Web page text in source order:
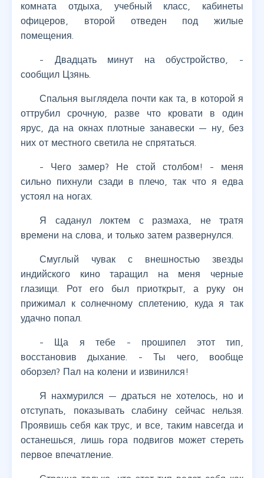
комната отдыха, учебный класс, кабинеты
офицеров, второй отведен под жилые
помещения.
- Двадцать минут на обустройство, -
сообщил Цзянь.
Спальня выглядела почти как та, в которой я
оттрубил срочную, разве что кровати в один
ярус, да на окнах плотные занавески — ну, без
них от местного светила не спрятаться.
- Чего замер? Не стой столбом! - меня
сильно пихнули сзади в плечо, так что я едва
устоял на ногах.
Я саданул локтем с размаха, не тратя
времени на слова, и только затем развернулся.
Смуглый чувак с внешностью звезды
индийского кино таращил на меня черные
глазищи. Рот его был приоткрыт, а руку он
прижимал к солнечному сплетению, куда я так
удачно попал.
- Ща я тебе - прошипел этот тип,
восстановив дыхание. - Ты чего, вообще
оборзел? Пал на колени и извинился!
Я нахмурился — драться не хотелось, но и
отступать, показывать слабину сейчас нельзя.
Проявишь себя как трус, и все, таким навсегда и
останешься, лишь гора подвигов может стереть
первое впечатление.